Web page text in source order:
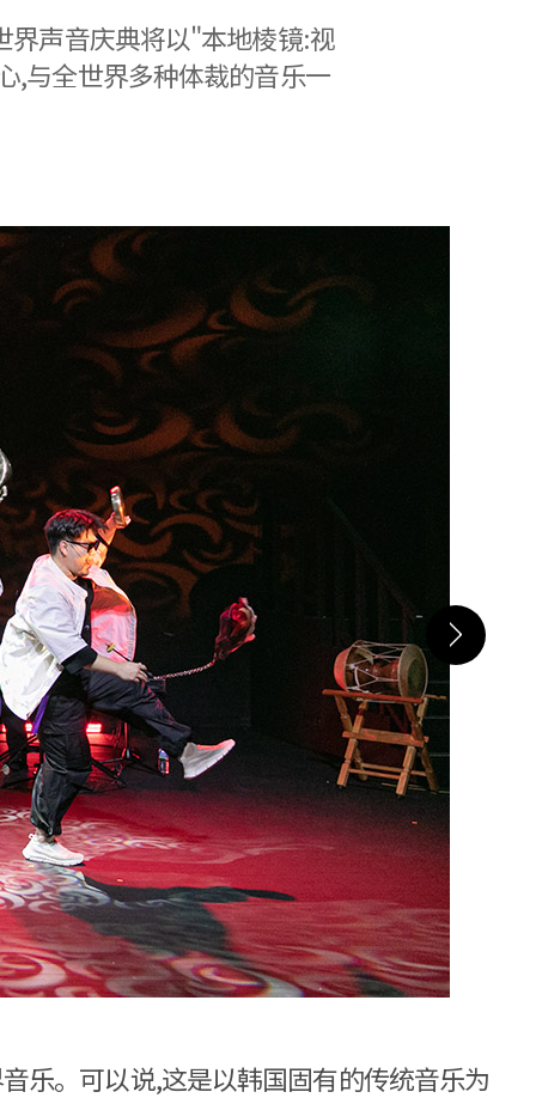
界声音庆典将以"本地棱镜:视
,与全世界多种体裁的音乐一
乐。可以说,这是以韩国固有的传统音乐为